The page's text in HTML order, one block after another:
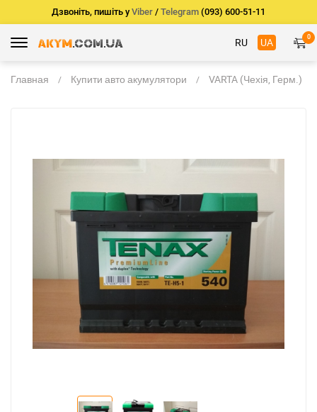
Дзвоніть, пишіть у Viber / Telegram (093) 600-51-11
RU UA 0
Главная Купити авто акумулятори VARTA (Чехія, Герм.)